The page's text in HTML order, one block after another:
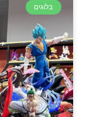
בלוגים